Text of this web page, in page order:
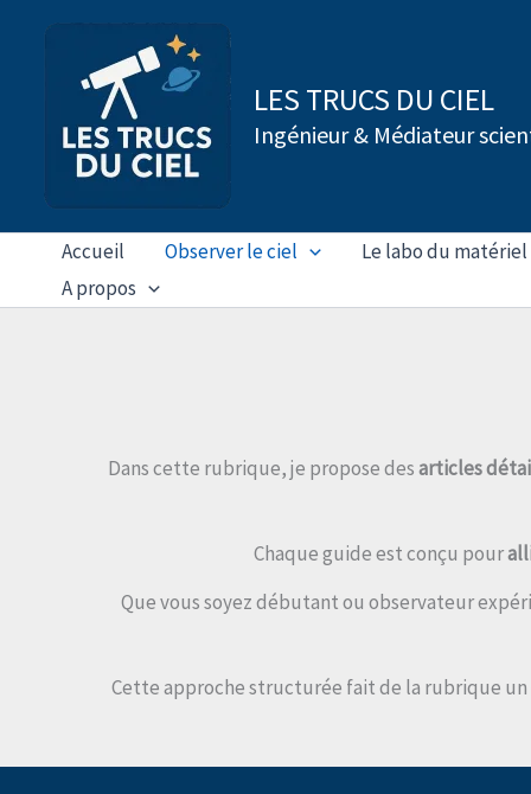
LES TRUCS DU CIEL
Ingénieur & Médiateur
Accueil Observer le ciel Le labo du matériel
A propos
Dans cette rubrique, je propose desarticles
Chaque guide est conçu pour
Que vous soyez débutant ou observateur
Cette approche structurée fait de la rubrique un